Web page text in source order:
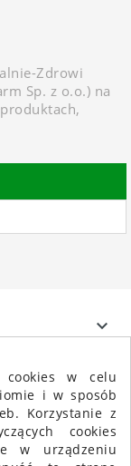
Zdrowi
Sp. z o.o.) na

cookies w celu
i w sposób
Korzystanie z
cookies
w urządzeniu